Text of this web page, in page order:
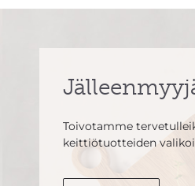
Toivotamme
keittiötuotteiden